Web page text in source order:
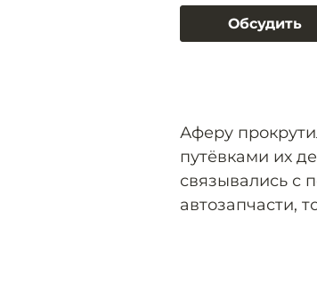
Обсудить
Аферу
путёвками их
связывались с
автозапчасти,